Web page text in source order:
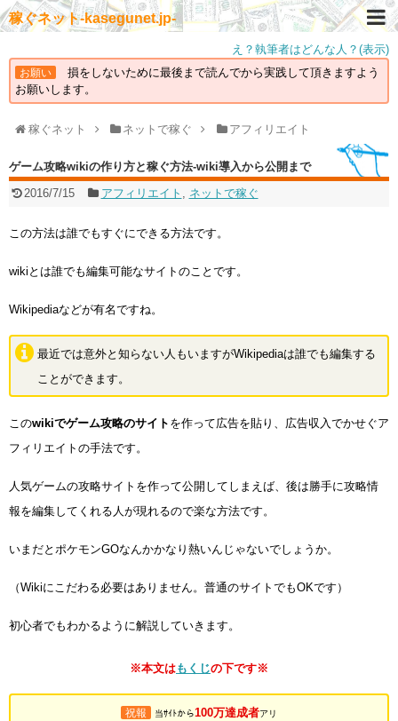
稼ぐネット-kasegunet.jp-
え？執筆者はどんな人？(表示)
お願い
損をしないために最後まで読んでから実践して頂きますよう
お願いします。
稼ぐネット ネットで稼ぐ アフィリエイト
ゲーム攻略wikiの作り方と稼ぐ方法-wiki導入から公開まで
2016/7/15
アフィリエイト , ネットで稼ぐ
この方法は誰でもすぐにできる方法です。
wikiとは誰でも編集可能なサイトのことです。
Wikipediaなどが有名ですね。
最近では意外と知らない人もいますがWikipediaは誰でも編集する
ことができます。
このwikiでゲーム攻略のサイト を作って広告を貼り、広告収入でかせぐア
フィリエイトの手法です。
人気ゲームの攻略サイトを作って公開してしまえば、後は勝手に攻略情
報を編集してくれる人が現れるので楽な方法です。
いまだとポケモンGOなんかかなり熱いんじゃないでしょうか。
（Wikiにこだわる必要はありません。普通のサイトでもOKです）
初心者でもわかるように解説していきます。
※本文はもくじの下です※
祝報 当ｻｲﾄから100万達成者アリ